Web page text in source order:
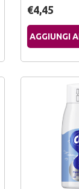
€4,45
AGGIUNGI